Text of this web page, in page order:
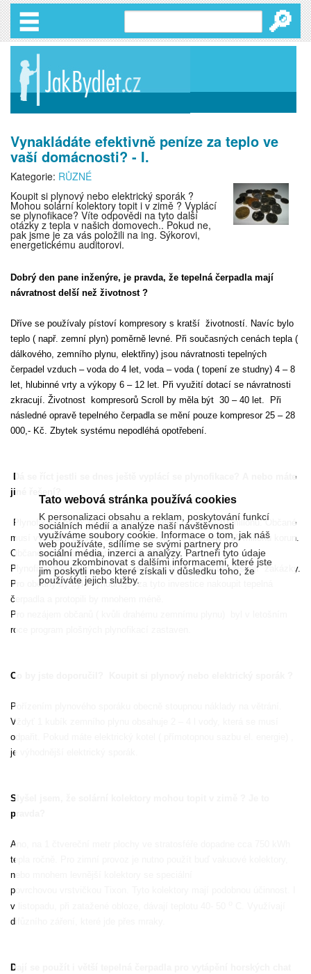
🔎
Vynakládáte efektivně peníze za teplo ve
vaší domácnosti? - I.
Kategorie: RŮZNÉ
Koupit si plynový nebo elektrický sporák ?
Mohou solární kolektory topit i v zimě ? Vyplácí
se plynofikace? Víte odpovědi na tyto další
otázky z tepla v našich domovech.. Pokud ne,
pak jsme je za vás položili na ing. Sýkorovi,
energetickému auditorovi.
Dobrý den pane inženýre, je pravda, že tepelná čerpadla mají
návratnost delší než životnost ?
Dříve se používaly pístoví kompresory s kratší životností. Navíc bylo
teplo ( např. zemní plyn) poměrně levné. Při současných cenách tepla (
dálkového, zemního plynu, elektřiny) jsou návratnosti tepelných
čerpadel vzduch – voda do 4 let, voda – voda ( topení ze studny) 4 – 8
let, hlubinné vrty a výkopy 6 – 12 let. Při využití dotací se návratnosti
zkracují. Životnost
kompresorů Scroll by měla být 30 – 40 let.
Při
následné opravě tepelného čerpadla se mění pouze kompresor 25 – 28
000,- Kč. Zbytek systému nepodléhá opotřebení.
Dá se říct jestli se dnes ještě vyplácí se plynofikace? A nebo máte
jiné řešení?
Plynofikace malé obce znamená investici cca 6 – 10 milionů. Občané
musí vynaložit dalších 50 – 70 000,- Kč. To je dalších 18 milionů korun.
Občané musí ročně platit 30 – 35 000,- Kč.
Plynofikace je tedy výhodná jedině pro firmy, které tak získají zakázky.
Pro občany by bylo výhodnější za tyto investice nakoupit tepelná
čerpadla a protopili by mnohem méně.
Pro nezájem občanů ( kvůli drahému zemnímu plynu)
roce program plošných plynofikací zastaven.
Co by jste doporučil?
Pořízením plynového sporáku obecně stoupnou náklady na větrání.
Vždyť 1 kubík zemního plynu obsahuje 2 – 4 l vody, která se musí
odpařit. Pokud máte elektrický kotel ( přímotopnou sazbu el. energie) ,
je výhodnější elektrický sporák.
Slyšel jsem, že solární kolektory mohou topit v zimě ? Je to
pravda?
Ano, na 1 čtvereční metr plochy ve stratosféře dopadne cca 750 kWh
tepla ročně. Pro zimní provoz je nutno použít buď vakuové kolektory,
nebo mnohem levnější kolektory se speciální
povrchovou vrstvičkou Tixon. Tyto kolektory mají podobnou účinnost. I
v listopadu, při zatažené obloze, dávají teplotu 40- 50
difůzního záření, které jde přes mraky.
Dají se použít i větší tepelná čerpadla pro vytápění horských chat
Tato webová stránka používá cookies
K personalizaci obsahu a reklam, poskytování funkcí
sociálních médií a analýze naší návštěvnosti
využíváme soubory cookie. Informace o tom, jak náš
web používáte, sdílíme se svými partnery pro
sociální média, inzerci a analýzy. Partneři tyto údaje
mohou zkombinovat s dalšími informacemi, které jste
jim poskytli nebo které získali v důsledku toho, že
používáte jejich služby.